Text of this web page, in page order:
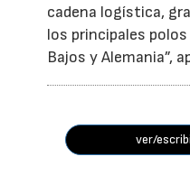
cadena logística,
los principales
Bajos y Alemania”,
ver/